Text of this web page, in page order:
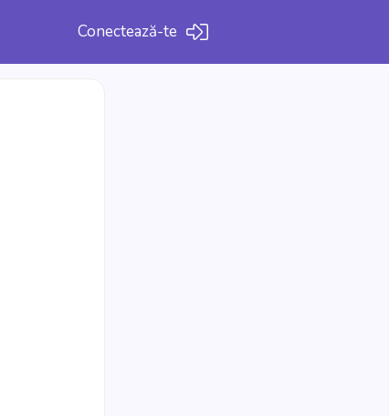
Conectează-te